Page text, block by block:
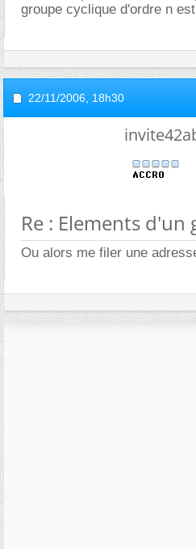
groupe cyclique d'ordre n
22/11/2006, 18h30
Re : Elements
Ou alors me filer une